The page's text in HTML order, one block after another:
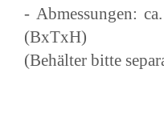
- Abmessungen:
(BxTxH)
(Behälter bitte